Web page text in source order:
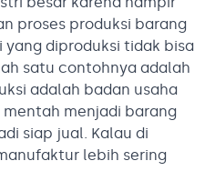
proses produksi barang
yang diproduksi tidak bisa
satu contohnya adalah
adalah badan usaha
menjadi barang
siap jual. Kalau di
lebih sering